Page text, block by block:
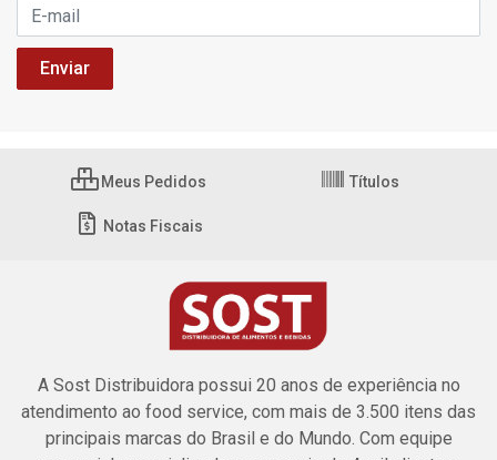
Meus Pedidos Títulos
Notas Fiscais
A Sost Distribuidora possui 20 anos de experiência no
atendimento ao food service, com mais de 3.500 itens das
principais marcas do Brasil e do Mundo. Com equipe